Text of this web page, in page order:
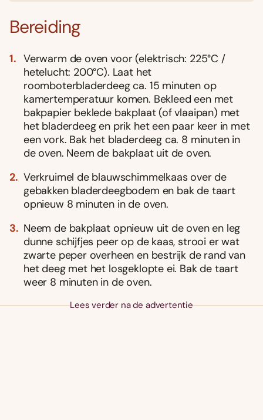
Bereiding
Verwarm de oven voor (elektrisch: 225°C /
hetelucht: 200°C). Laat het
roomboterbladerdeeg ca. 15 minuten op
kamertemperatuur komen. Bekleed een met
bakpapier beklede bakplaat (of vlaaipan) met
het bladerdeeg en prik het een paar keer in met
een vork. Bak het bladerdeeg ca. 8 minuten in
de oven. Neem de bakplaat uit de oven.
Verkruimel de blauwschimmelkaas over de
gebakken bladerdeegbodem en bak de taart
opnieuw 8 minuten in de oven.
Neem de bakplaat opnieuw uit de oven en leg
dunne schijfjes peer op de kaas, strooi er wat
zwarte peper overheen en bestrijk de rand van
het deeg met het losgeklopte ei. Bak de taart
weer 8 minuten in de oven.
Lees verder na de advertentie